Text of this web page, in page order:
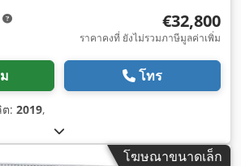
€32,800
ราคาคงที่ ยังไม่รวมภาษีมูลค่าเพิ่ม
โทร
: 2019,
โฆษณาขนาดเล็ก